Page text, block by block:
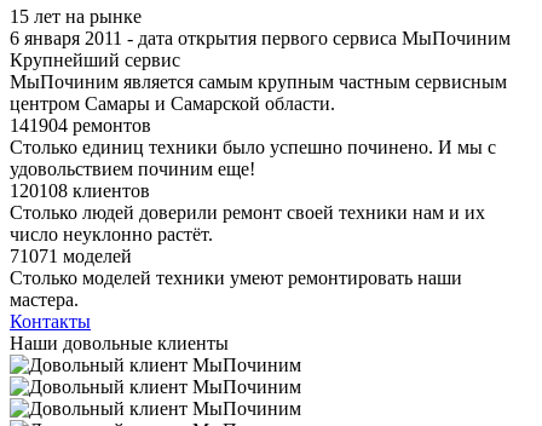
15 лет на рынке
6 января 2011 - дата открытия первого сервиса МыПочиним
Крупнейший сервис
МыПочиним является самым крупным частным сервисным
центром Самары и Самарской области.
141904 ремонтов
Столько единиц техники было успешно починено. И мы с
удовольствием починим еще!
120108 клиентов
Столько людей доверили ремонт своей техники нам и их
число неуклонно растёт.
71071 моделей
Столько моделей техники умеют ремонтировать наши
мастера.
Контакты
Наши довольные клиенты